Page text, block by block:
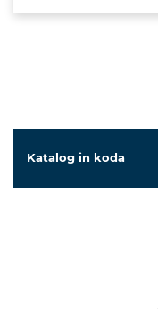
Katalog in koda